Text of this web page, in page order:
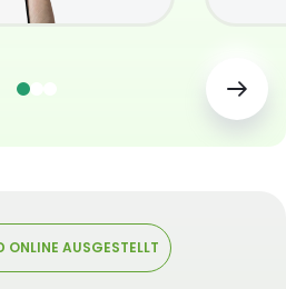
ONLINE AUSGESTELLT